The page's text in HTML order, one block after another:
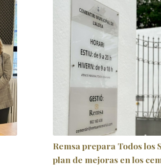
Remsa prepara Todos los
plan de mejoras en los